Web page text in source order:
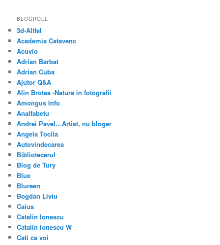
BLOGROLL
3d-Altfel
Academia Catavenc
Acuvio
Adrian Barbat
Adrian Cuba
Ajutor Q&A
Alin Brotea -Natura in fotografii
Amongus Info
Analfabetu
Andrei Pavel…Artist, nu bloger
Angela Tocila
Autovindecarea
Bibliotecarul
Blog de Tury
Blue
Blureen
Bogdan Liviu
Caius
Catalin Ionescu
Catalin Ionescu W
Cati ca voi